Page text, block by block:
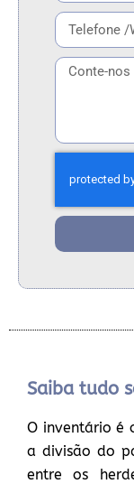
Saiba tudo
O inventário é
a divisão do
entre os